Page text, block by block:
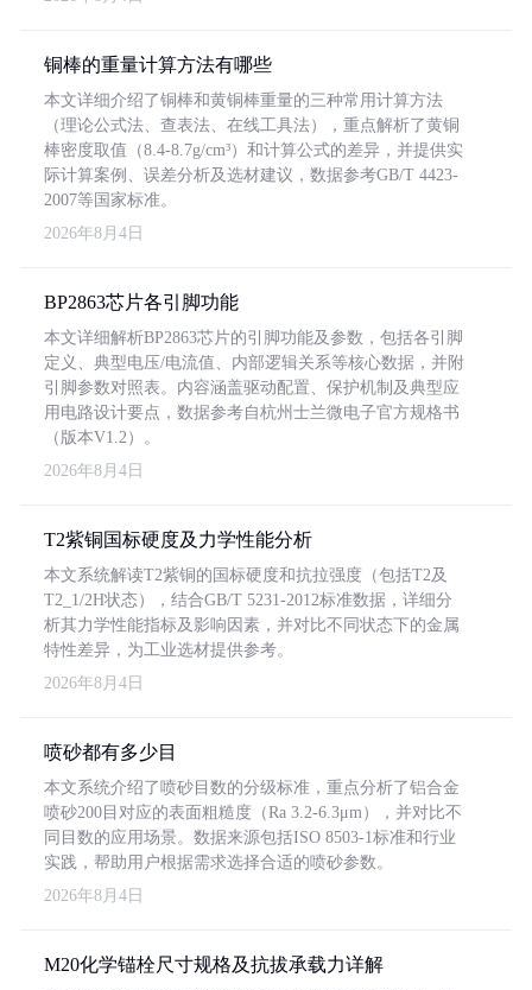
铜棒的重量计算方法有哪些
本文详细介绍了铜棒和黄铜棒重量的三种常用计算方法
（理论公式法、查表法、在线工具法），重点解析了黄铜
棒密度取值（8.4-8.7g/cm³）和计算公式的差异，并提供实
际计算案例、误差分析及选材建议，数据参考GB/T 4423-
2007等国家标准。
2026年8月4日
BP2863芯片各引脚功能
本文详细解析BP2863芯片的引脚功能及参数，包括各引脚
定义、典型电压/电流值、内部逻辑关系等核心数据，并附
引脚参数对照表。内容涵盖驱动配置、保护机制及典型应
用电路设计要点，数据参考自杭州士兰微电子官方规格书
（版本V1.2）。
2026年8月4日
T2紫铜国标硬度及力学性能分析
本文系统解读T2紫铜的国标硬度和抗拉强度（包括T2及
T2_1/2H状态），结合GB/T 5231-2012标准数据，详细分
析其力学性能指标及影响因素，并对比不同状态下的金属
特性差异，为工业选材提供参考。
2026年8月4日
喷砂都有多少目
本文系统介绍了喷砂目数的分级标准，重点分析了铝合金
喷砂200目对应的表面粗糙度（Ra 3.2-6.3μm），并对比不
同目数的应用场景。数据来源包括ISO 8503-1标准和行业
实践，帮助用户根据需求选择合适的喷砂参数。
2026年8月4日
M20化学锚栓尺寸规格及抗拔承载力详解